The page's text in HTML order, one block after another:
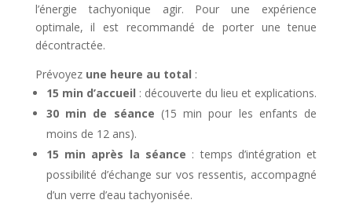
l’énergie tachyonique agir. Pour une expérience
optimale, il est recommandé de porter une tenue
décontractée.
Prévoyez une heure au total :
15 min d’accueil : découverte du lieu et explications.
30 min de séance (15 min pour les enfants de
moins de 12 ans).
15 min après la séance : temps d’intégration et
possibilité d’échange sur vos ressentis, accompagné
d’un verre d’eau tachyonisée.